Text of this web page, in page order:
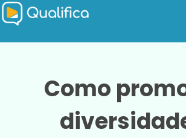
CATEGORIAS
Como